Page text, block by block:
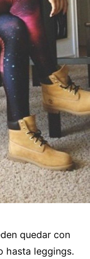
quedar con
hasta leggings.